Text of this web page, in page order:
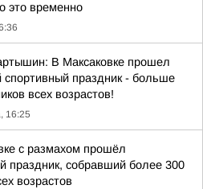
это временно
В Максаковке прошел
спортивный праздник - больше
всех возрастов!
16:25
с размахом прошёл
праздник, собравший более 300
возрастов